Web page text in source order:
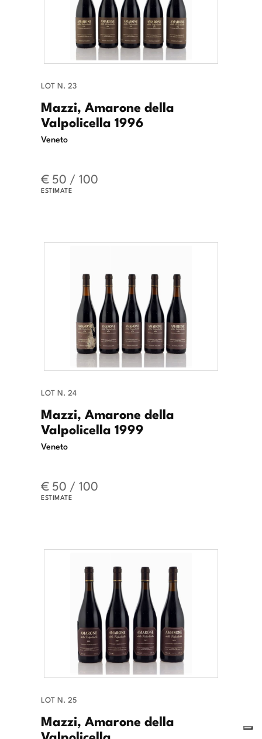
LOT N. 23
Mazzi, Amarone della
Valpolicella 1996
Veneto
€ 50 / 100
ESTIMATE
LOT N. 24
Mazzi, Amarone della
Valpolicella 1999
Veneto
€ 50 / 100
ESTIMATE
LOT N. 25
Mazzi, Amarone della